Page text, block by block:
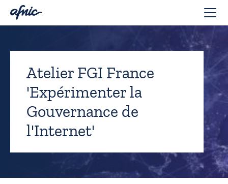
Atelier FGI France
'Expérimenter la
Gouvernance de
l'Internet'
Panneau de gestion des cookies